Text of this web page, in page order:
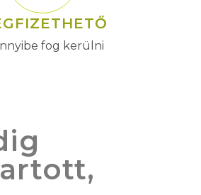
fog kerülni